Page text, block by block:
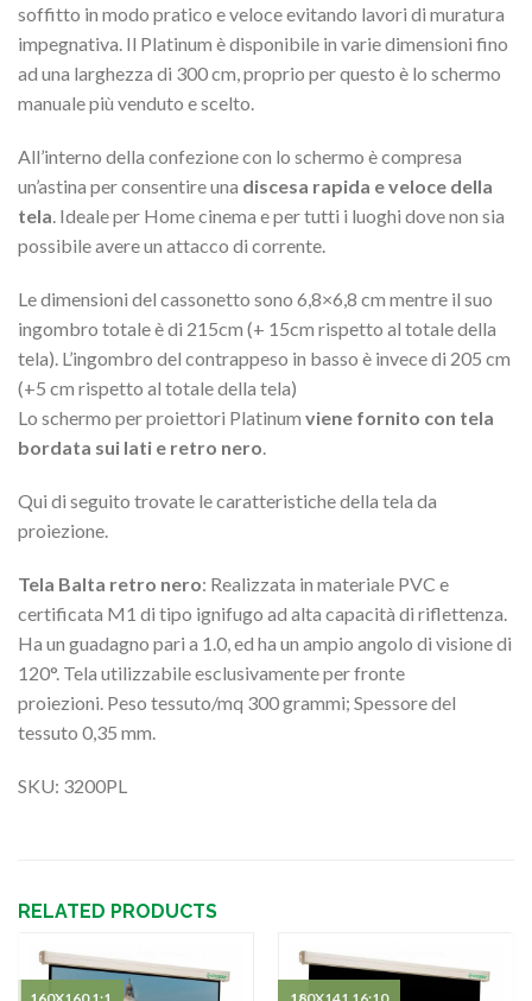
soffitto in modo pratico e veloce evitando lavori di muratura
impegnativa. Il Platinum è disponibile in varie dimensioni fino
ad una larghezza di 300 cm, proprio per questo è lo schermo
manuale più venduto e scelto.
All’interno della confezione con lo schermo è compresa
un’astina per consentire una discesa rapida e veloce della
tela. Ideale per Home cinema e per tutti i luoghi dove non sia
possibile avere un attacco di corrente.
Le dimensioni del cassonetto sono 6,8×6,8 cm mentre il suo
ingombro totale è di 215cm (+ 15cm rispetto al totale della
tela). L’ingombro del contrappeso in basso è invece di 205 cm
(+5 cm rispetto al totale della tela)
Lo schermo per proiettori Platinum viene fornito con tela
bordata sui lati e retro nero.
Qui di seguito trovate le caratteristiche della tela da
proiezione.
Tela Balta retro nero: Realizzata in materiale PVC e
certificata M1 di tipo ignifugo ad alta capacità di riflettenza.
Ha un guadagno pari a 1.0, ed ha un ampio angolo di visione di
120°. Tela utilizzabile esclusivamente per fronte
proiezioni. Peso tessuto/mq 300 grammi; Spessore del
tessuto 0,35 mm.
SKU: 3200PL
RELATED PRODUCTS
160X160 1:1 180X141 16:10